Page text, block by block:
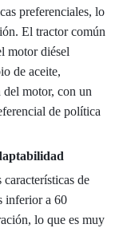
preferenciales, lo
El tractor común
motor diésel
de aceite,
motor, con un
de política
de
inferior a 60
lo que es muy